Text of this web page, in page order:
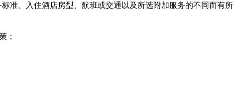
准、入住酒店房型、航班或交通以及所选附加服务的不同而有所
；